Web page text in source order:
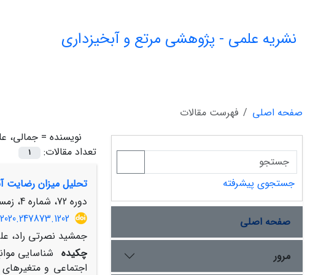
نشریه علمی - پژوهشی مرتع و آبخیزداری
صفحه اصلی
فهرست مقالات
نویسنده = جمالی،
تعداد مقالات:
1
تحلیل میزان رضایت
دوره 72، شماره 4، زمستان 1398، صفحه
جمشید نصرتی راد،
چکیده شناسایی
اجتماعی و
جستجوی پیشرفته
صفحه اصلی
مرور